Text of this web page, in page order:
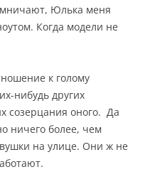
Юлька меня
Когда модели не
к голому
нибудь других
созерцания оного. Да
ничего более, чем
на улице. Они ж не